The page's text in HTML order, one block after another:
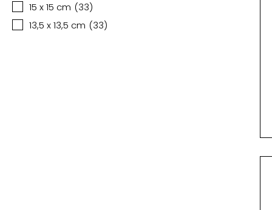
15 x 15 cm (33)
13,5 x 13,5 cm (33)